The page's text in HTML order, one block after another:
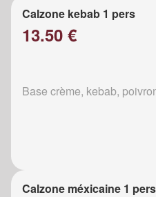
Calzone kebab 1 pers
13.50 €
Base crème, kebab,
Calzone méxicaine 1 pers